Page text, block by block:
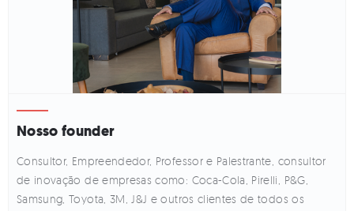
Nosso founder
Consultor, Empreendedor, Professor e Palestrante, consultor
de inovação de empresas como: Coca-Cola, Pirelli, P&G,
Samsung, Toyota, 3M, J&J e outros clientes de todos os